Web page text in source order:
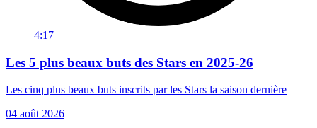
4:17
Les 5 plus beaux buts des Stars en 2025-26
Les cinq plus beaux buts inscrits par les Stars la saison dernière
04 août 2026